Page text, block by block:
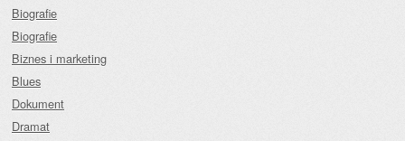
Biografie
Biografie
Biznes i marketing
Blues
Dokument
Dramat